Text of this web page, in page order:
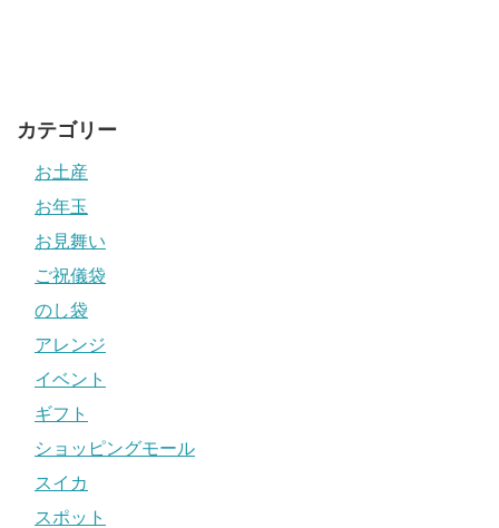
カテゴリー
お土産
お年玉
お見舞い
ご祝儀袋
のし袋
アレンジ
イベント
ギフト
ショッピングモール
スイカ
スポット